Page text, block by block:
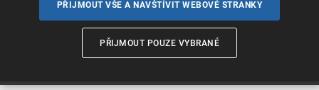
Označení původua zeměpisná
PŘIJMOUT VŠE A NAVŠTÍVIT WEBOVÉ STRANKY
PŘIJMOUT POUZE VYBRANÉ